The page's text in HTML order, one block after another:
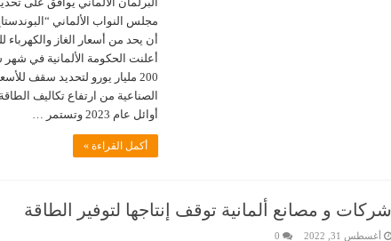
مجلس النواب الألماني
أن يحد من أسعار الغاز
أعلنت الحكومة الألمانية في
200 مليار يورو لتحديد سقف
الصناعية من ارتفاع تكاليف
أوائل عام 2023 وتستمر …
أكمل القراءة »
شركات و مصانع ألمانية توقف إنتاجها لتوفير الطاقة
أغسطس 31, 2022 0